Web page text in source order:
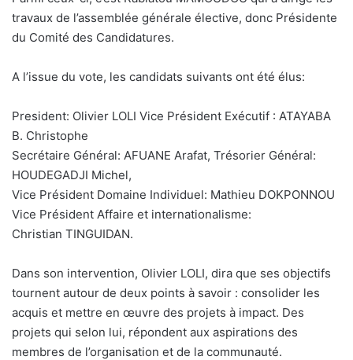
travaux de l’assemblée générale élective, donc Présidente
du Comité des Candidatures.
A l’issue du vote, les candidats suivants ont été élus:
President: Olivier LOLI Vice Président Exécutif : ATAYABA
B. Christophe
Secrétaire Général: AFUANE Arafat, Trésorier Général:
HOUDEGADJI Michel,
Vice Président Domaine Individuel: Mathieu DOKPONNOU
Vice Président Affaire et internationalisme:
Christian TINGUIDAN.
Dans son intervention, Olivier LOLI, dira que ses objectifs
tournent autour de deux points à savoir : consolider les
acquis et mettre en œuvre des projets à impact. Des
projets qui selon lui, répondent aux aspirations des
membres de l’organisation et de la communauté.